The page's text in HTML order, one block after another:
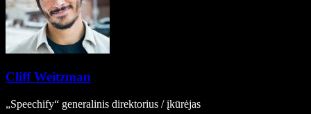
Cliff Weitzman
„Speechify“ generalinis direktorius / įkūrėjas